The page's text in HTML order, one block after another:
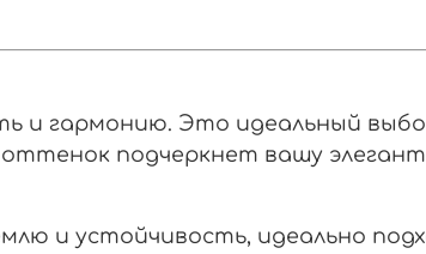
и гармонию. Это идеальный
оттенок подчеркнет вашу
и устойчивость, идеально